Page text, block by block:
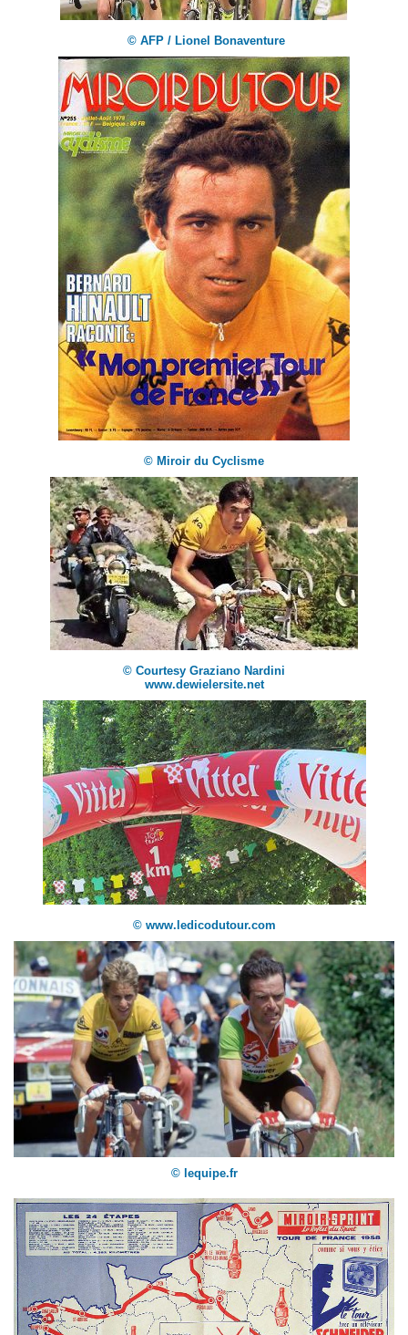
© AFP / Lionel Bonaventure
© Miroir du Cyclisme
© Courtesy Graziano Nardini
www.dewielersite.net
© www.ledicodutour.com
© lequipe.fr